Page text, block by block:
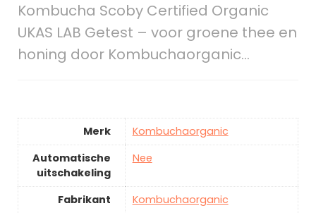
Kombucha Scoby Certified Organic
UKAS LAB Getest – voor groene thee en
honing door Kombuchaorganic…
Merk
Kombuchaorganic
Automatische
uitschakeling
Nee
Fabrikant
Kombuchaorganic